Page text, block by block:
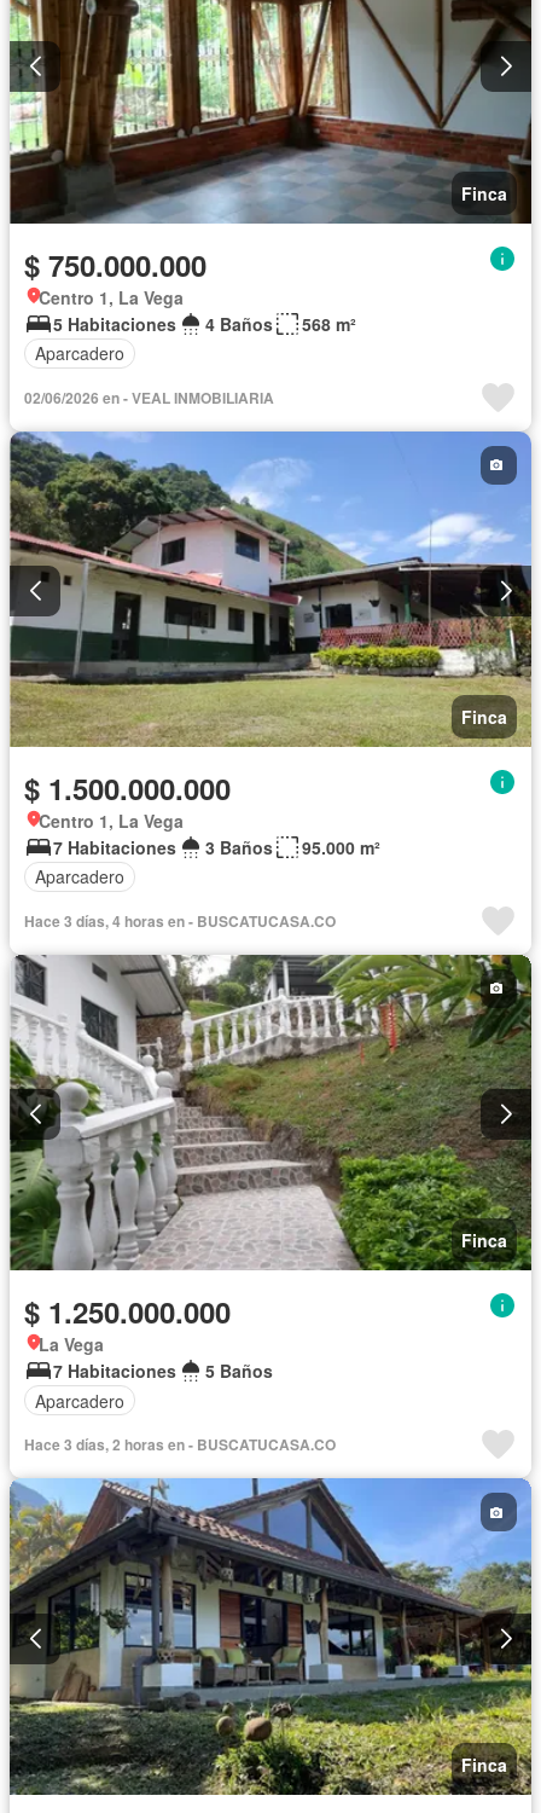
Finca
$ 750.000.000
Centro 1, La Vega
5 Habitaciones
4 Baños
568 m²
Aparcadero
02/06/2026 en - VEAL INMOBILIARIA
Finca
$ 1.500.000.000
Centro 1, La Vega
7 Habitaciones
3 Baños
95.000 m²
Aparcadero
Hace 3 días, 4 horas en - BUSCATUCASA.CO
Finca
$ 1.250.000.000
La Vega
7 Habitaciones
5 Baños
Aparcadero
Hace 3 días, 2 horas en - BUSCATUCASA.CO
Finca